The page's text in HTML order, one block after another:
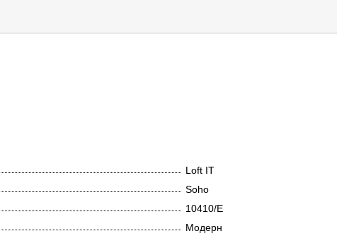
Loft IT
Soho
10410/E
Модерн